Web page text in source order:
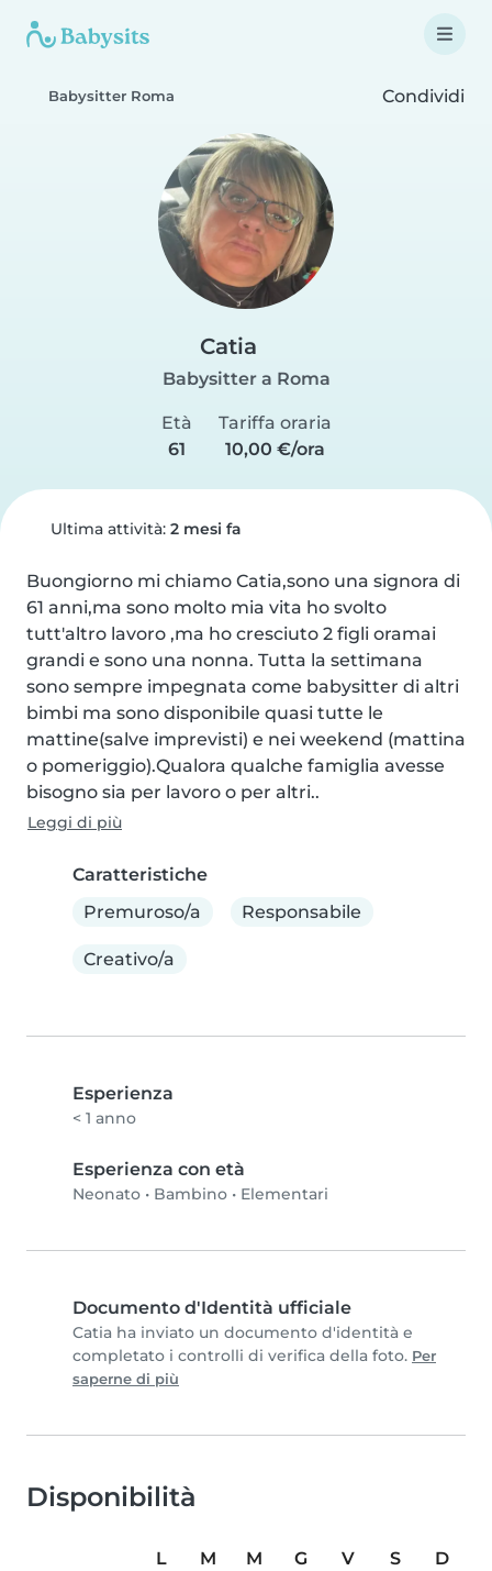
Babysitter Roma Condividi
Catia
Babysitter a Roma
Età
61
Tariffa oraria
10,00 €/ora
Ultima attività: 2 mesi fa
Buongiorno mi chiamo Catia,sono una signora di
61 anni,ma sono molto mia vita ho svolto
tutt'altro lavoro ,ma ho cresciuto 2 figli oramai
grandi e sono una nonna. Tutta la settimana
sono sempre impegnata come babysitter di altri
bimbi ma sono disponibile quasi tutte le
mattine(salve imprevisti) e nei weekend (mattina
o pomeriggio).Qualora qualche famiglia avesse
bisogno sia per lavoro o per altri..
Leggi di più
Caratteristiche
Premuroso/a
Responsabile
Creativo/a
Esperienza
< 1 anno
Esperienza con età
Neonato • Bambino • Elementari
Documento d'Identità ufficiale
Catia ha inviato un documento d'identità e
completato i controlli di verifica della foto. Per
saperne di più
Disponibilità
L M M G V S
D